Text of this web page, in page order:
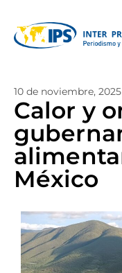
10 de noviembre, 2025
Calor y
México